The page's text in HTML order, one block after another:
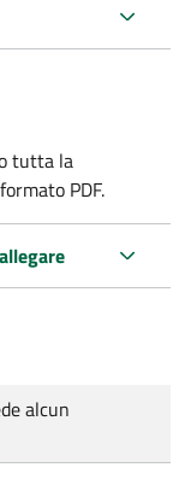
tutta la
PDF.
alcun